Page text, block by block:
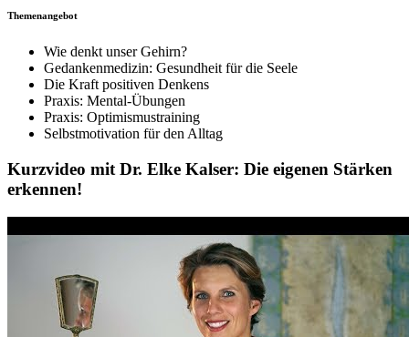
Themenangebot
Wie denkt unser Gehirn?
Gedankenmedizin: Gesundheit für die Seele
Die Kraft positiven Denkens
Praxis: Mental-Übungen
Praxis: Optimismustraining
Selbstmotivation für den Alltag
Kurzvideo mit Dr. Elke Kalser: Die eigenen Stärken
erkennen!